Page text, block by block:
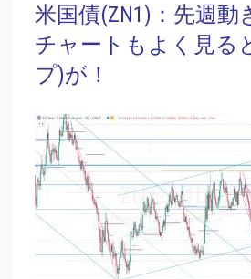
米国債(ZN1)：先週動
チャートもよく見る
プ)が！